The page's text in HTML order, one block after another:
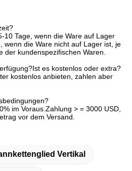
10 Tage, wenn die Ware auf Lager
wenn die Ware nicht auf Lager ist, je
der kundenspezifischen Waren.
es kostenlos oder extra?
kostenlos anbieten, zahlen aber
im Voraus.Zahlung > = 3000 USD,
vor dem Versand.
Vertikal